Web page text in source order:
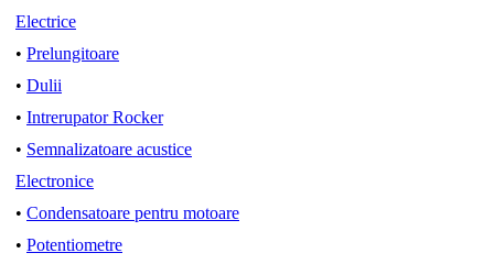
Electrice
• Prelungitoare
• Dulii
• Intrerupator Rocker
• Semnalizatoare acustice
Electronice
• Condensatoare pentru motoare
• Potentiometre